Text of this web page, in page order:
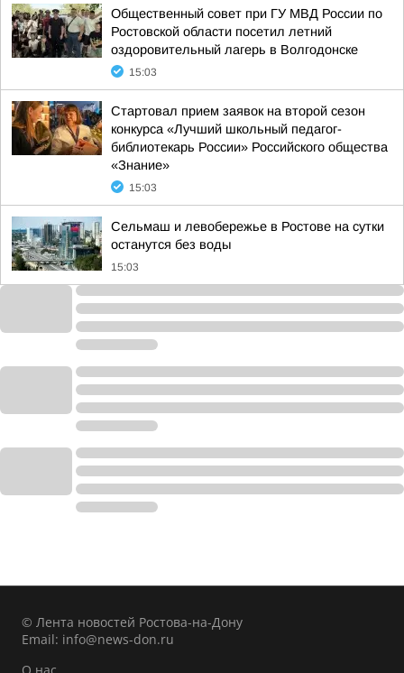
Общественный совет при ГУ МВД России по
Ростовской области посетил летний
оздоровительный лагерь в Волгодонске
15:03
Стартовал прием заявок на второй сезон
конкурса «Лучший школьный педагог-
библиотекарь России» Российского общества
«Знание»
15:03
Сельмаш и левобережье в Ростове на сутки
останутся без воды
15:03
© Лента новостей Ростова-на-Дону
Email: info@news-don.ru